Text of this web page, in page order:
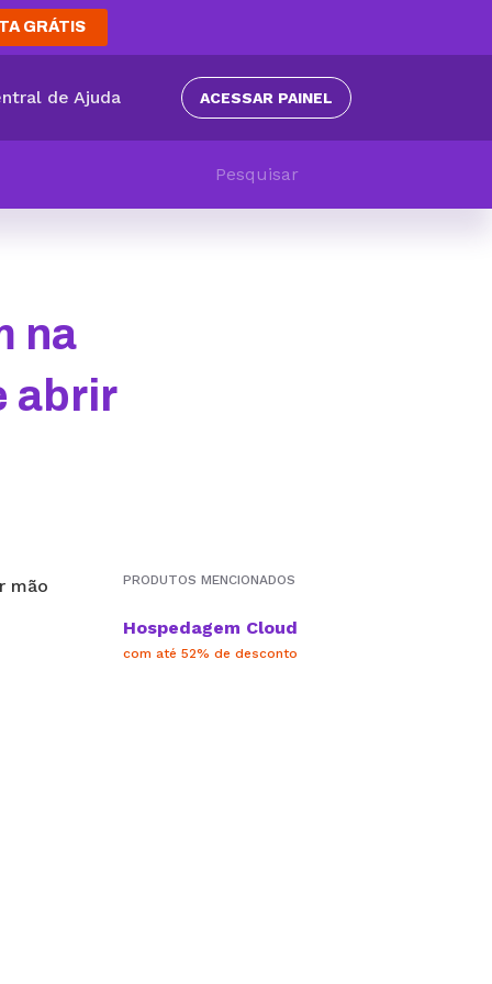
GRÁTIS
de Ajuda ACESSAR PAINEL
na
abrir
PRODUTOS MENCIONADOS
Hospedagem Cloud
com até 52% de desconto